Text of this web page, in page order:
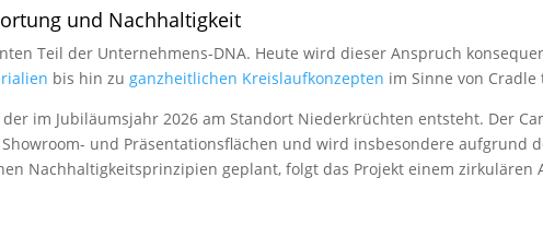
und Nachhaltigkeit
Teil der Unternehmens-DNA. Heute wird dieser Anspruch
bis hin zuganzheitlichen Kreislaufkonzepten im Sinne von Cradle
der im Jubiläumsjahr 2026 am Standort Niederkrüchten entsteht. Der
und Präsentationsflächen und wird insbesondere aufgrund
Nachhaltigkeitsprinzipien geplant, folgt das Projekt einem zirkulären